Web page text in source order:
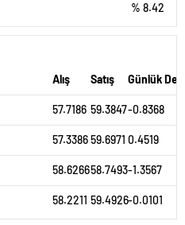
% 8.42
Alış Satış Günlük
57.7186 59.3847-0.8368
57.338659.6971 0.4519
58.626658.7493-1.3567
58.2211 59.4926-0.0101